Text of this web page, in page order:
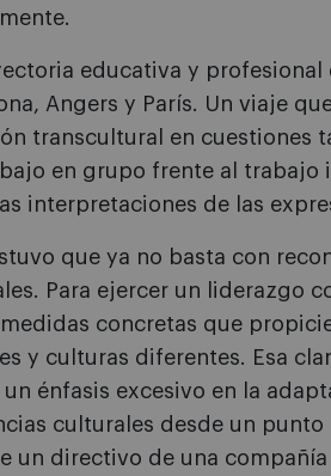
educativa y profesional
Angers y París. Un viaje
transcultural en cuestiones
en grupo frente al trabajo
interpretaciones de las
que ya no basta con
Para ejercer un liderazgo
concretas que
y culturas diferentes. Esa
un énfasis excesivo en la
culturales desde un punto
un directivo de una